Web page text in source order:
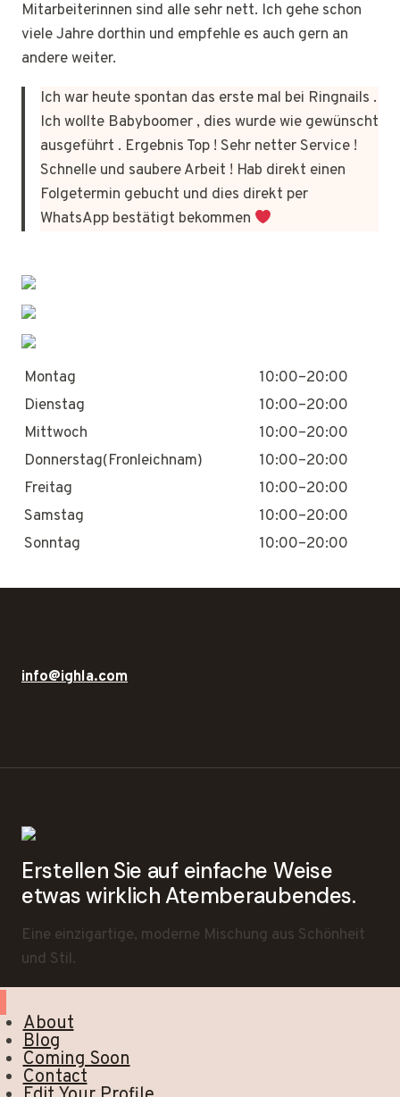
Mitarbeiterinnen sind alle sehr nett. Ich gehe schon
viele Jahre dorthin und empfehle es auch gern an
andere weiter.
Ich war heute spontan das erste mal bei Ringnails .
Ich wollte Babyboomer , dies wurde wie gewünscht
ausgeführt . Ergebnis Top ! Sehr netter Service !
Schnelle und saubere Arbeit ! Hab direkt einen
Folgetermin gebucht und dies direkt per
WhatsApp bestätigt bekommen
Montag
10:00–20:00
Dienstag
10:00–20:00
Mittwoch
10:00–20:00
Donnerstag(Fronleichnam)
10:00–20:00
Freitag
10:00–20:00
Samstag
10:00–20:00
Sonntag
10:00–20:00
info@ighla.com
Erstellen Sie auf einfache Weise
etwas wirklich Atemberaubendes.
Eine einzigartige, moderne Mischung aus Schönheit
und Stil.
About
Blog
Coming Soon
Contact